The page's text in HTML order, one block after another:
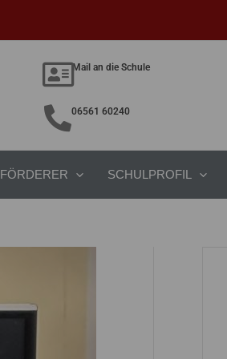
Mail an die Schule
06561 60240
FÖRDERER SCHULPROFIL